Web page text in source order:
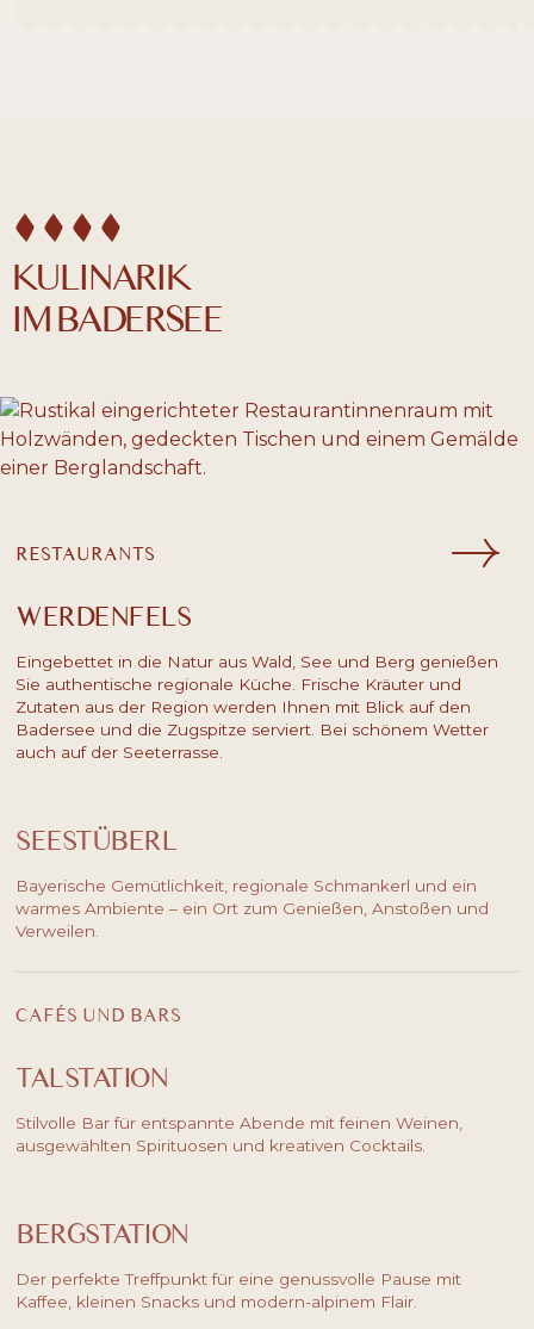
KULINARIK
IM BADERSEE
RESTAURANTS
WERDENFELS
Eingebettet in die Natur aus Wald, See und Berg genießen
Sie authentische regionale Küche. Frische Kräuter und
Zutaten aus der Region werden Ihnen mit Blick auf den
Badersee und die Zugspitze serviert. Bei schönem Wetter
auch auf der Seeterrasse.
SEESTÜBERL
Bayerische Gemütlichkeit, regionale Schmankerl und ein
warmes Ambiente – ein Ort zum Genießen, Anstoßen und
Verweilen.
CAFÉS UND BARS
TALSTATION
Stilvolle Bar für entspannte Abende mit feinen Weinen,
ausgewählten Spirituosen und kreativen Cocktails.
BERGSTATION
Der perfekte Treffpunkt für eine genussvolle Pause mit
Kaffee, kleinen Snacks und modern-alpinem Flair.